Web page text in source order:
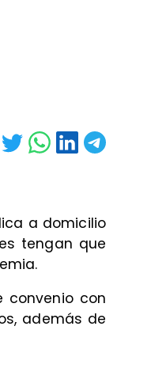
a domicilio
tengan que
convenio con
además de